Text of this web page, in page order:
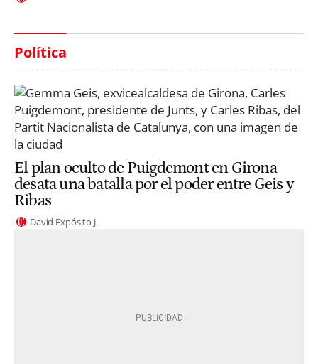
Política
El plan oculto de Puigdemont en Girona
desata una batalla por el poder entre Geis y
Ribas
David Expósito J.